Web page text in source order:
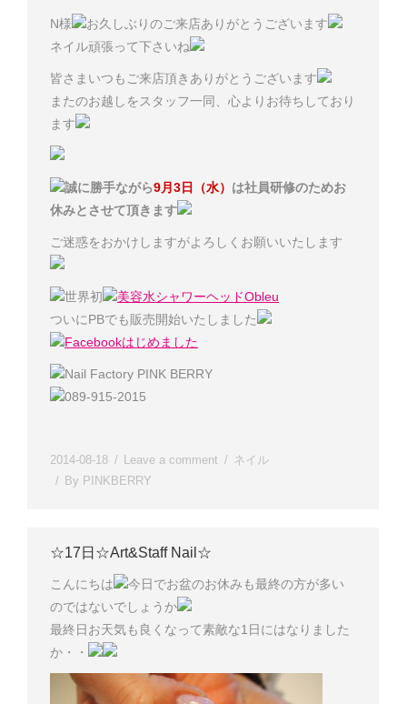
N様
お久しぶりのご来店ありがとうございます
ネイル頑張って下さいね
皆さまいつもご来店頂きありがとうございます
またのお越しをスタッフ一同、心よりお待ちしており
ます
誠に勝手ながら9月3日（水） は社員研修のためお
休みとさせて頂きます
ご迷惑をおかけしますがよろしくお願いいたします
世界初
美容水シャワーヘッドObleu
ついにPBでも販売開始いたしました
Facebookはじめました
Nail Factory PINK BERRY
089-915-2015
2014-08-18 Leave a comment
ネイル
By PINKBERRY
☆17日☆Art&Staff Nail☆
こんにちは
今日でお盆のお休みも最終の方が多い
のではないでしょうか
最終日お天気も良くなって素敵な1日にはなりました
か・・